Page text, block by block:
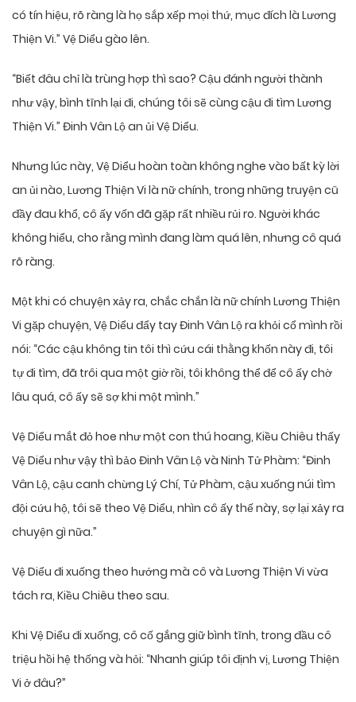
có tín hiệu, rõ ràng là họ sắp xếp mọi thứ, mục đích là Lương
Thiện Vi.” Vệ Diểu gào lên.
“Biết đâu chỉ là trùng hợp thì sao? Cậu đánh người thành
như vậy, bình tĩnh lại đi, chúng tôi sẽ cùng cậu đi tìm Lương
Thiện Vi.” Đinh Vân Lộ an ủi Vệ Diểu.
Nhưng lúc này, Vệ Diểu hoàn toàn không nghe vào bất kỳ lời
an ủi nào, Lương Thiện Vi là nữ chính, trong những truyện cũ
đầy đau khổ, cô ấy vốn đã gặp rất nhiều rủi ro. Người khác
không hiểu, cho rằng mình đang làm quá lên, nhưng cô quá
rõ ràng.
Một khi có chuyện xảy ra, chắc chắn là nữ chính Lương Thiện
Vi gặp chuyện, Vệ Diểu đẩy tay Đinh Vân Lộ ra khỏi cổ mình rồi
nói: “Các cậu không tin tôi thì cứu cái thằng khốn này đi, tôi
tự đi tìm, đã trôi qua một giờ rồi, tôi không thể để cô ấy chờ
lâu quá, cô ấy sẽ sợ khi một mình.”
Vệ Diểu mắt đỏ hoe như một con thú hoang, Kiều Chiêu thấy
Vệ Diểu như vậy thì bảo Đinh Vân Lộ và Ninh Tử Phàm: “Đinh
Vân Lộ, cậu canh chừng Lý Chí, Tử Phàm, cậu xuống núi tìm
đội cứu hộ, tôi sẽ theo Vệ Diểu, nhìn cô ấy thế này, sợ lại xảy ra
chuyện gì nữa.”
Vệ Diểu đi xuống theo hướng mà cô và Lương Thiện Vi vừa
tách ra, Kiều Chiêu theo sau.
Khi Vệ Diểu đi xuống, cô cố gắng giữ bình tĩnh, trong đầu cô
triệu hồi hệ thống và hỏi: “Nhanh giúp tôi định vị, Lương Thiện
Vi ở đâu?”